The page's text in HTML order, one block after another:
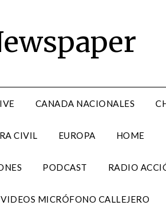
CANADA NACIONALES
CIVIL EUROPA HOME
PODCAST RADIO
VIDEOS MICRÓFONO CALLEJERO